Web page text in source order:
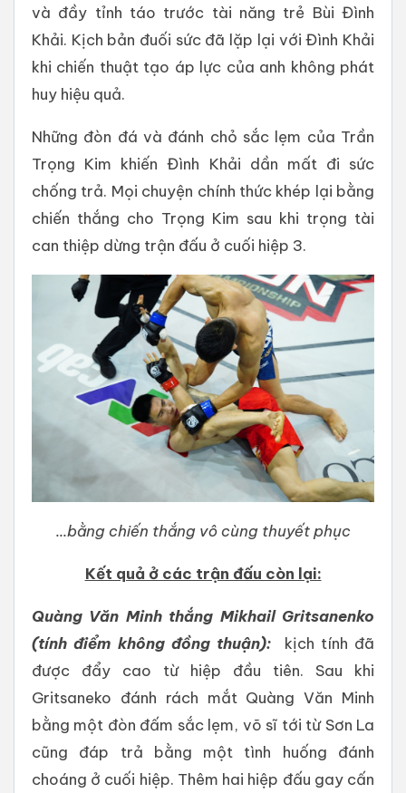
và đầy tỉnh táo trước tài năng trẻ Bùi Đình
Khải. Kịch bản đuối sức đã lặp lại với Đình Khải
khi chiến thuật tạo áp lực của anh không phát
huy hiệu quả.
Những đòn đá và đánh chỏ sắc lẹm của Trần
Trọng Kim khiến Đình Khải dần mất đi sức
chống trả. Mọi chuyện chính thức khép lại bằng
chiến thắng cho Trọng Kim sau khi trọng tài
can thiệp dừng trận đấu ở cuối hiệp 3.
...bằng chiến thắng vô cùng thuyết phục
Kết quả ở các trận đấu còn lại:
Quàng Văn Minh thắng Mikhail Gritsanenko
(tính điểm không đồng thuận): kịch tính đã
được đẩy cao từ hiệp đầu tiên. Sau khi
Gritsaneko đánh rách mắt Quàng Văn Minh
bằng một đòn đấm sắc lẹm, võ sĩ tới từ Sơn La
cũng đáp trả bằng một tình huống đánh
choáng ở cuối hiệp. Thêm hai hiệp đấu gay cấn